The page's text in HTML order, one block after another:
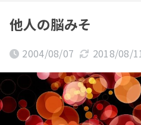
他人の脳みそ
2004/08/07 2018/08/